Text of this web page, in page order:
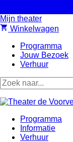
Mijn theater
shopping_cart Winkelwagen
Programma
Jouw Bezoek
Verhuur
Programma
Informatie
Verhuur